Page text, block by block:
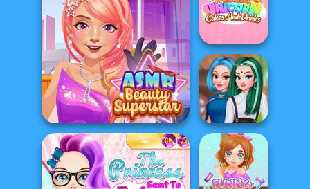
ASMR Beauty Superstar
Princesses
Unicorn Cakes
And D...
Crazy Fantasy
Hair Salon